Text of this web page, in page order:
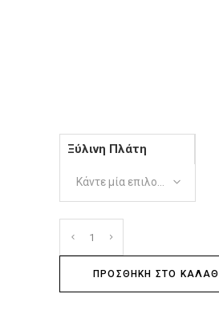
Ξύλινη Πλάτη
Κάντε μία επιλογή
ΠΡΟΣΘΉΚΗ ΣΤΟ ΚΑΛΆΘΙ